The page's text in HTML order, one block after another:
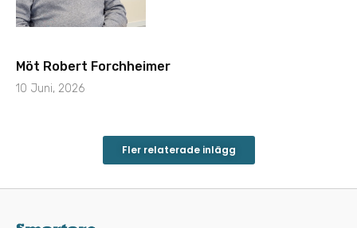
Möt Robert Forchheimer
10 Juni, 2026
Fler relaterade inlägg